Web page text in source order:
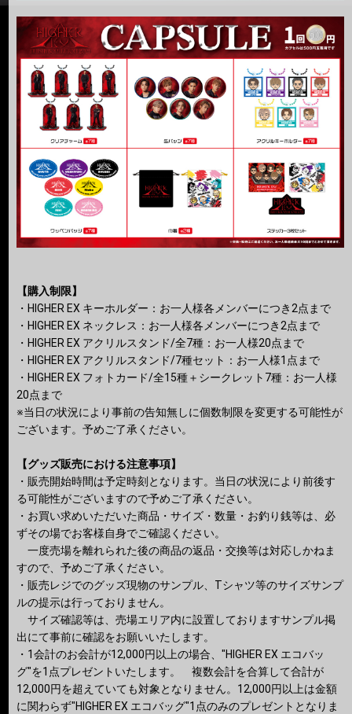
【購入制限】
・HIGHER EX キーホルダー：お一人様各メンバーにつき2点まで
・HIGHER EX ネックレス：お一人様各メンバーにつき2点まで
・HIGHER EX アクリルスタンド/全7種：お一人様20点まで
・HIGHER EX アクリルスタンド/7種セット：お一人様1点まで
・HIGHER EX フォトカード/全15種＋シークレット7種：お一人様
20点まで
※当日の状況により事前の告知無しに個数制限を変更する可能性が
ございます。予めご了承ください。
【グッズ販売における注意事項】
・販売開始時間は予定時刻となります。当日の状況により前後す
る可能性がございますので予めご了承ください。
・お買い求めいただいた商品・サイズ・数量・お釣り銭等は、必
ずその場でお客様自身でご確認ください。
一度売場を離れられた後の商品の返品・交換等は対応しかねま
すので、予めご了承ください。
・販売レジでのグッズ現物のサンプル、Tシャツ等のサイズサンプ
ルの提示は行っておりません。
サイズ確認等は、売場エリア内に設置しておりますサンプル掲
出にて事前に確認をお願いいたします。
・1会計のお会計が12,000円以上の場合、"HIGHER EX エコバッ
グ"を1点プレゼントいたします。 複数会計を合算して合計が
12,000円を超えていても対象となりません。12,000円以上は金額
に関わらず"HIGHER EX エコバッグ"1点のみのプレゼントとなりま